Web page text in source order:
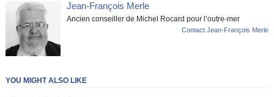
Jean-François Merle
Ancien conseiller de Michel Rocard pour l’outre-mer
Contact Jean-François Merle
YOU MIGHT ALSO LIKE